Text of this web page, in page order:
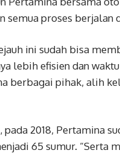
semua proses berjalan
ini sudah bisa
lebih efisien dan
berbagai pihak, alih
pada 2018, Pertamina
65 sumur. “Serta